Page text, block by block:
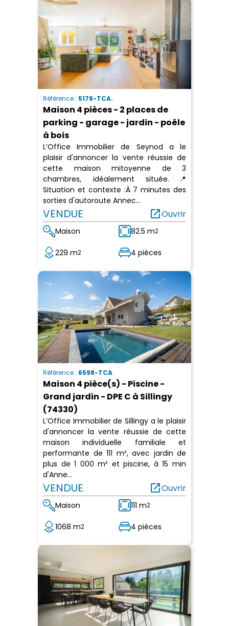
Référence : 5178-TCA.
Maison 4 pièces - 2 places de
parking - garage - jardin - poêle
à bois
L’Office Immobilier de Seynod a le
plaisir d'annoncer la vente réussie de
cette maison mitoyenne de 3
chambres, idéalement située.📍
Situation et contexte :À 7 minutes des
sorties d'autoroute Annec...
VENDUE open_in_newOuvrir
Maison 82.5 m2
229 m2 4 pièces
Référence : 6598-TCA
Maison 4 pièce(s) - Piscine -
Grand jardin - DPE C à Sillingy
(74330)
L’Office Immobilier de Sillingy a le plaisir
d'annoncer la vente réussie de cette
maison individuelle familiale et
performante de 111 m², avec jardin de
plus de 1 000 m² et piscine, à 15 min
d'Anne...
VENDUE open_in_newOuvrir
Maison 111 m2
1068 m2 4 pièces